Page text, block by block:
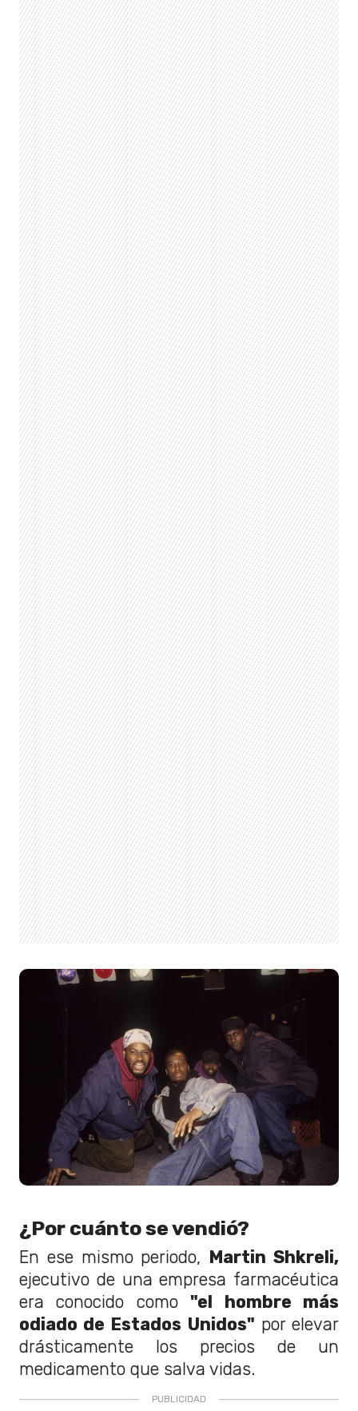
¿Por cuánto se vendió?
En ese mismo periodo, Martin Shkreli,
ejecutivo de una empresa farmacéutica
era conocido como"el hombre más
odiado de Estados Unidos" por elevar
drásticamente los precios de un
medicamento que salva vidas.